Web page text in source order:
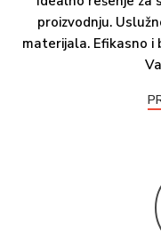
proizvodnju.
materijala. Efikasno i